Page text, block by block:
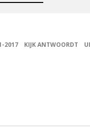
2017 KIJK ANTWOORDT